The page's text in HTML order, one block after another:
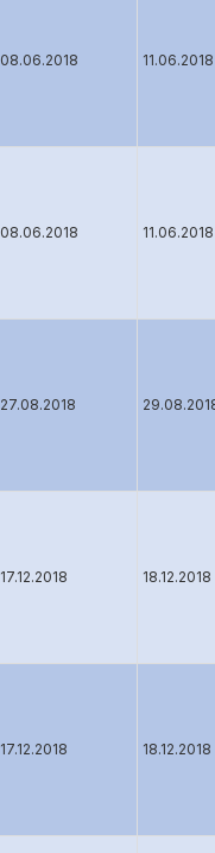
08.06.2018 11.06.2018
08.06.2018 11.06.2018
27.08.2018
17.12.2018 18.12.2018
17.12.2018 18.12.2018